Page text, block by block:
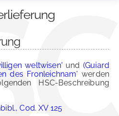
weltwisen' und (Guiard
des Fronleichnam' werden
HSC-Beschreibung
Cod. XV 125